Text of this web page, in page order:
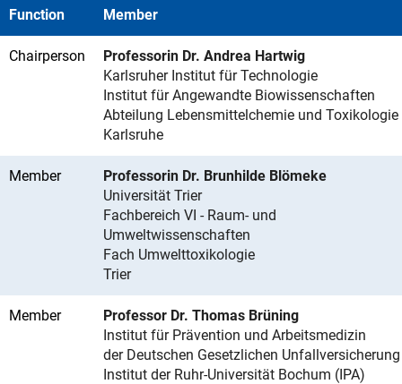
Function Member
Chairperson
Professorin Dr. Andrea Hartwig
Karlsruher Institut für Technologie
Institut für Angewandte Biowissenschaften
Abteilung Lebensmittelchemie und Toxikologie
Karlsruhe
Member
Professorin Dr. Brunhilde Blömeke
Universität Trier
Fachbereich VI - Raum- und
Umweltwissenschaften
Fach Umwelttoxikologie
Trier
Member
Professor Dr. Thomas Brüning
Institut für Prävention und Arbeitsmedizin
der Deutschen Gesetzlichen Unfallversicherung
Institut der Ruhr-Universität Bochum (IPA)